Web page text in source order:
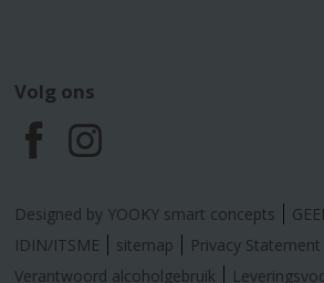
Volg ons
F
a
c
I
n
s
Designed by YOOKY smart concepts
IDIN/ITSME
sitemap Privacy Statement
Verantwoord alcoholgebruik